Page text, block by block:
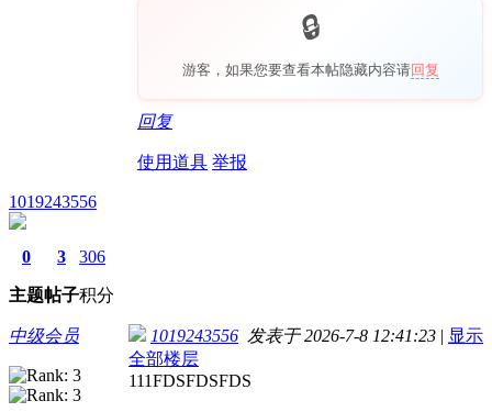
游客，如果您要查看本帖隐藏内容请回复
回复
使用道具 举报
1019243556
0
主题
3
帖子
306
积分
中级会员 1019243556 发表于 2026-7-8 12:41:23 | 显示
全部楼层
111FDSFDSFDS